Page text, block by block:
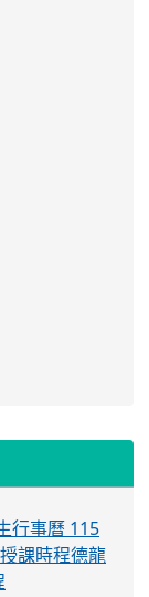
行事曆 115
課時程德龍